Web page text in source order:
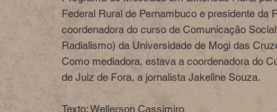
Federal Rural de Pernambuco e presidente da
coordenadora do curso de Comunicação
Radialismo) da Universidade de Mogi das
Como mediadora, estava a coordenadora do
de Juiz de Fora, a jornalista Jakeline Souza.
Texto: Wellerson Cassimiro